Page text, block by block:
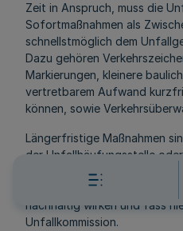
Zeit in Anspruch, muss die
Sofortmaßnahmen als
schnellstmöglich dem
Dazu gehören
Markierungen, kleinere
vertretbarem Aufwand
können, sowie
Längerfristige Maßnahmen
der Unfallhäufungsstelle
es sei denn, die
dass die umgesetzten
nachhaltig wirken und fass
Unfallkommission.